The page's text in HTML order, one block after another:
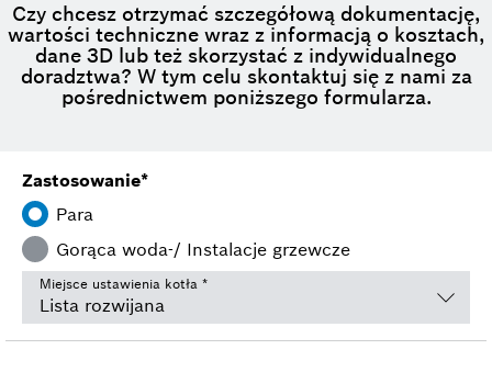
Czy chcesz otrzymać szczegółową dokumentację,
wartości techniczne wraz z informacją o kosztach,
dane 3D lub też skorzystać z indywidualnego
doradztwa? W tym celu skontaktuj się z nami za
pośrednictwem poniższego formularza.
Zastosowanie*
Para
Gorąca woda-/ Instalacje grzewcze
Miejsce ustawienia kotła *